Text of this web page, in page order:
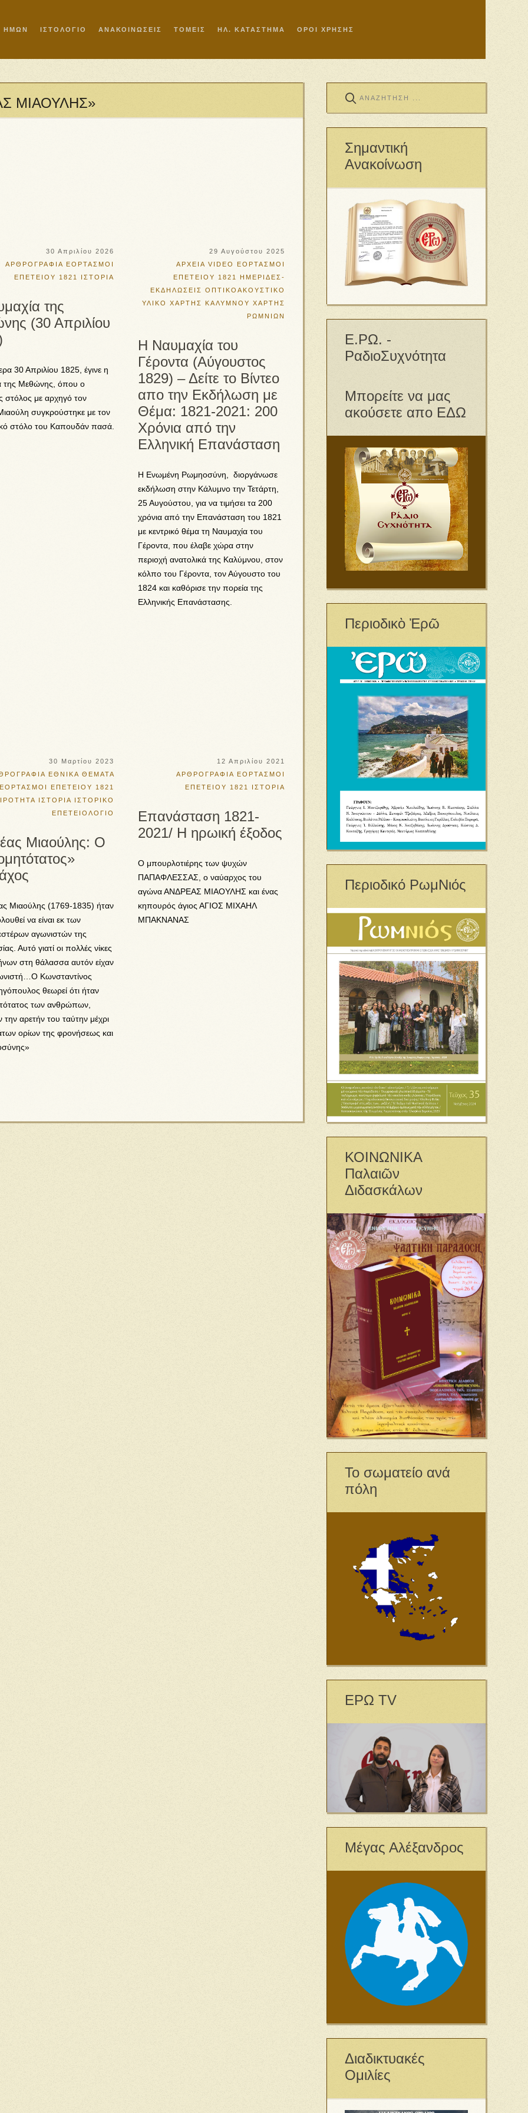
ΗΜΩΝ ΙΣΤΟΛΟΓΙΟ ΑΝΑΚΟΙΝΩΣΕΙΣ ΤΟΜΕΙΣ ΗΛ. ΚΑΤΑΣΤΗΜΑ ΟΡΟΙ ΧΡΗΣΗΣ
ΜΙΑΟΥΛΗΣ»
30 Απριλίου 2026
ΑΡΘΡΟΓΡΑΦΙΑ ΕΟΡΤΑΣΜΟΙ
ΕΠΕΤΕΙΟΥ 1821
ΙΣΤΟΡΙΑ
της
(30 Απριλίου
30 Απριλίου 1825, έγινε η
της Μεθώνης, όπου ο
στόλος με αρχηγό τον
συγκρούστηκε με τον
στόλο του Καπουδάν πασά.
29 Αυγούστου 2025
ΑΡΧΕΙΑ VIDEO
ΕΟΡΤΑΣΜΟΙ
ΕΠΕΤΕΙΟΥ 1821
ΗΜΕΡΙΔΕΣ-
ΕΚΔΗΛΩΣΕΙΣ ΟΠΤΙΚΟΑΚΟΥΣΤΙΚΟ
ΥΛΙΚΟ
ΧΑΡΤΗΣ ΚΑΛΥΜΝΟΥ ΧΑΡΤΗΣ
ΡΩΜΝΙΩΝ
Η Ναυμαχία του
Γέροντα (Αύγουστος
1829) – Δείτε το Βίντεο
απο την Εκδήλωση με
Θέμα: 1821-2021: 200
Χρόνια από την
Ελληνική Επανάσταση
Η Ενωμένη Ρωμηοσύνη, διοργάνωσε
εκδήλωση στην Κάλυμνο την Τετάρτη,
25 Αυγούστου, για να τιμήσει τα 200
χρόνια από την Επανάσταση του 1821
με κεντρικό θέμα τη Ναυμαχία του
Γέροντα, που έλαβε χώρα στην
περιοχή ανατολικά της Καλύμνου, στον
κόλπο του Γέροντα, τον Αύγουστο του
1824 και καθόρισε την πορεία της
Ελληνικής Επανάστασης.
30 Μαρτίου 2023
ΕΘΝΙΚΑ ΘΕΜΑΤΑ
ΕΟΡΤΑΣΜΟΙ ΕΠΕΤΕΙΟΥ 1821
ΙΣΤΟΡΙΑ ΙΣΤΟΡΙΚΟ
ΕΠΕΤΕΙΟΛΟΓΙΟ
Μιαούλης: Ο
Μιαούλης (1769-1835) ήταν
να είναι εκ των
αγωνιστών της
Αυτό γιατί οι πολλές νίκες
στη θάλασσα αυτόν είχαν
Κωνσταντίνος
θεωρεί ότι ήταν
των ανθρώπων,
την αρετήν του ταύτην μέχρι
ορίων της φρονήσεως και
12 Απριλίου 2021
ΑΡΘΡΟΓΡΑΦΙΑ ΕΟΡΤΑΣΜΟΙ
ΕΠΕΤΕΙΟΥ 1821
ΙΣΤΟΡΙΑ
Επανάσταση 1821-
2021/ Η ηρωική έξοδος
Ο μπουρλοτιέρης των ψυχών
ΠΑΠΑΦΛΕΣΣΑΣ, ο ναύαρχος του
αγώνα ΑΝΔΡΕΑΣ ΜΙΑΟΥΛΗΣ και ένας
κηπουρός άγιος ΑΓΙΟΣ ΜΙΧΑΗΛ
ΜΠΑΚΝΑΝΑΣ
Σημαντική
Ανακοίνωση
Ε.ΡΩ. -
ΡαδιοΣυχνότητα
Μπορείτε να μας
ακούσετε απο ΕΔΩ
Περιοδικὸ Ἐρῶ
Περιοδικό ΡωμΝιός
ΚΟΙΝΩΝΙΚΑ
Παλαιῶν
Διδασκάλων
Το σωματείο ανά
πόλη
ΕΡΩ TV
Μέγας Αλέξανδρος
Διαδικτυακές
Ομιλίες